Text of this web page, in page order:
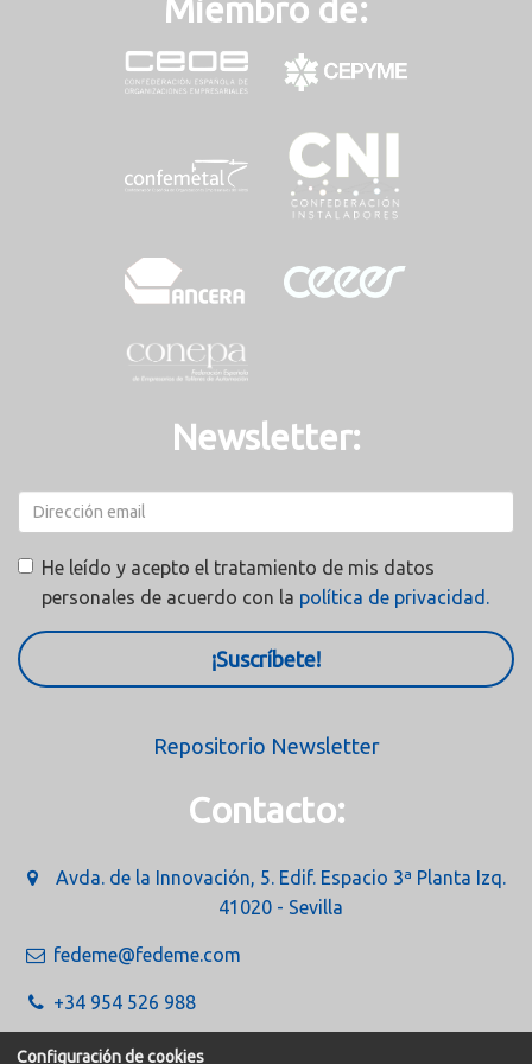
Miembro de:
Newsletter:
He leído y acepto el tratamiento de mis datos
personales de acuerdo con la política de privacidad.
¡Suscríbete!
Repositorio Newsletter
Contacto:
Avda. de la Innovación, 5. Edif. Espacio 3ª Planta Izq.
41020 - Sevilla
fedeme@fedeme.com
+34 954 526 988
Configuración de cookies